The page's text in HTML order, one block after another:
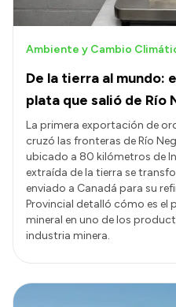
De la tierra al mundo:
plata que salió de Río
Ambiente y Cambio
La primera exportación de
cruzó las fronteras de Río
ubicado a 80 kilómetros de
extraída de la tierra se
enviado a Canadá para su
Provincial detalló cómo es el
mineral en uno de los
industria minera.